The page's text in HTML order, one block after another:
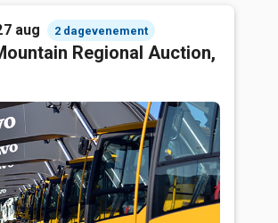
aug 2 dagevenement
Regional Auction,